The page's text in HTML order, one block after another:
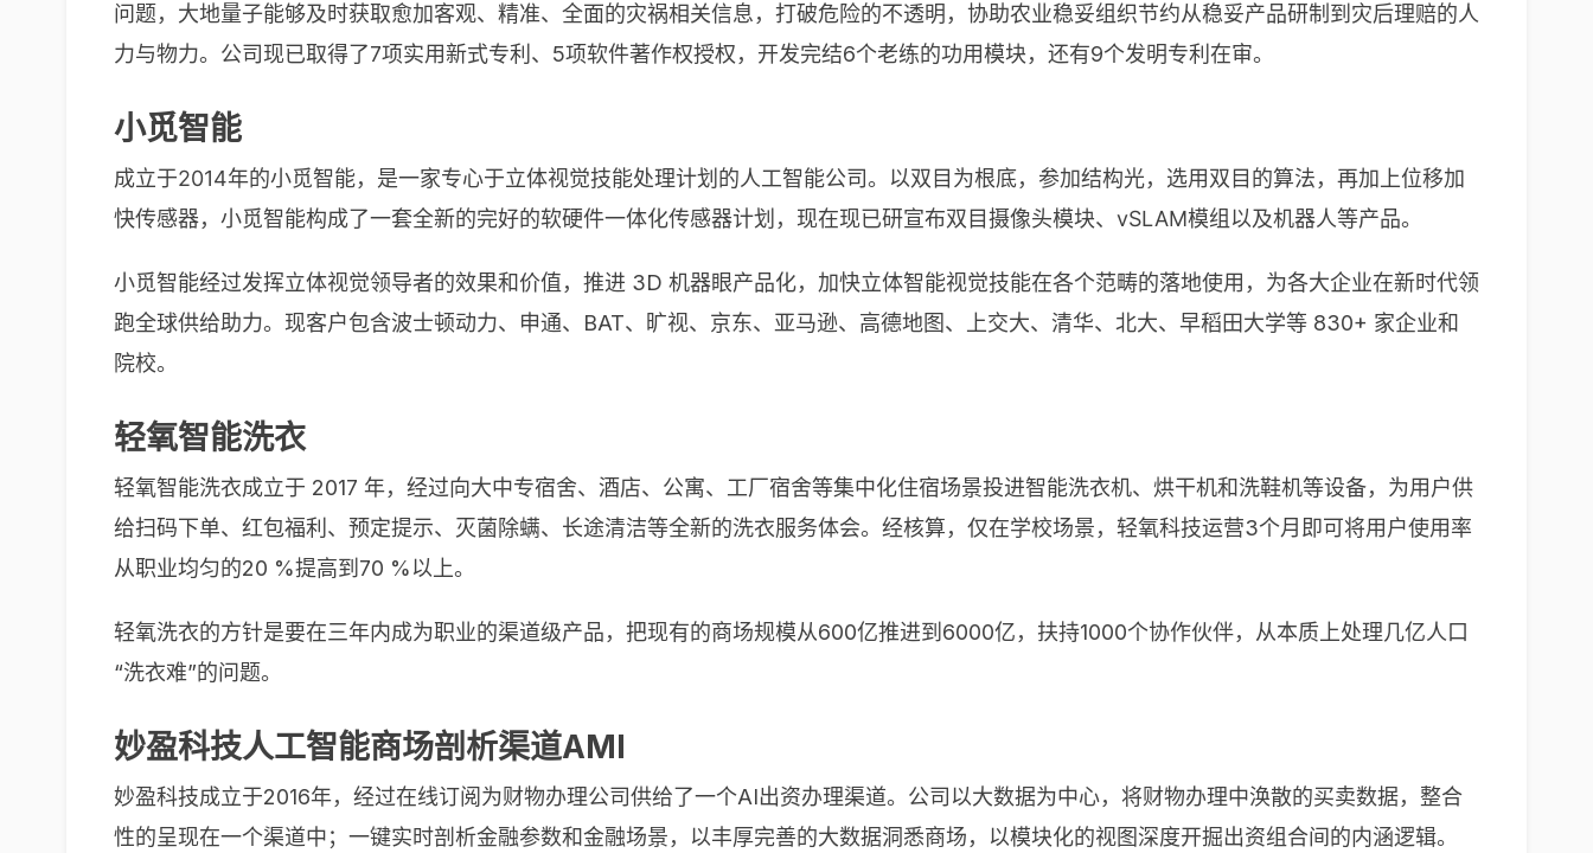
问题，大地量子能够及时获取愈加客观、精准、全面的灾祸相关信息，打破危险的不透明，协助农业稳妥组织节约从稳妥产品研制到灾后理赔的人
力与物力。公司现已取得了7项实用新式专利、5项软件著作权授权，开发完结6个老练的功用模块，还有9个发明专利在审。
小觅智能
成立于2014年的小觅智能，是一家专心于立体视觉技能处理计划的人工智能公司。以双目为根底，参加结构光，选用双目的算法，再加上位移加
快传感器，小觅智能构成了一套全新的完好的软硬件一体化传感器计划，现在现已研宣布双目摄像头模块、vSLAM模组以及机器人等产品。
小觅智能经过发挥立体视觉领导者的效果和价值，推进 3D 机器眼产品化，加快立体智能视觉技能在各个范畴的落地使用，为各大企业在新时代领
跑全球供给助力。现客户包含波士顿动力、申通、BAT、旷视、京东、亚马逊、高德地图、上交大、清华、北大、早稻田大学等 830+ 家企业和
院校。
轻氧智能洗衣
轻氧智能洗衣成立于 2017 年，经过向大中专宿舍、酒店、公寓、工厂宿舍等集中化住宿场景投进智能洗衣机、烘干机和洗鞋机等设备，为用户供
给扫码下单、红包福利、预定提示、灭菌除螨、长途清洁等全新的洗衣服务体会。经核算，仅在学校场景，轻氧科技运营3个月即可将用户使用率
从职业均匀的20 %提高到70 %以上。
轻氧洗衣的方针是要在三年内成为职业的渠道级产品，把现有的商场规模从600亿推进到6000亿，扶持1000个协作伙伴，从本质上处理几亿人口
“洗衣难”的问题。
妙盈科技人工智能商场剖析渠道AMI
妙盈科技成立于2016年，经过在线订阅为财物办理公司供给了一个AI出资办理渠道。公司以大数据为中心，将财物办理中涣散的买卖数据，整合
性的呈现在一个渠道中；一键实时剖析金融参数和金融场景，以丰厚完善的大数据洞悉商场，以模块化的视图深度开掘出资组合间的内涵逻辑。